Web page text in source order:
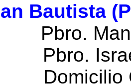
Bautista
Israel
Domicilio